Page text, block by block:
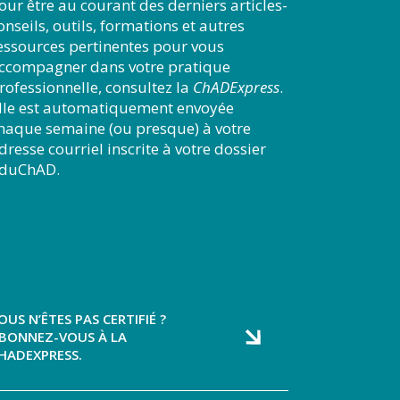
être au courant des derniers articles-
outils, formations et autres
pertinentes pour vous
dans votre pratique
consultez la ChADExpress.
est automatiquement envoyée
semaine (ou presque) à votre
courriel inscrite à votre dossier
N’ÊTES PAS CERTIFIÉ ?
VOUS À LA